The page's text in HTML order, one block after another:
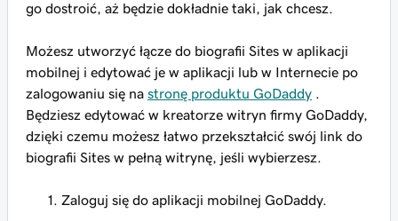
go dostroić, aż będzie dokładnie taki, jak chcesz.
Możesz utworzyć łącze do biografii Sites w aplikacji
mobilnej i edytować je w aplikacji lub w Internecie po
zalogowaniu się na stronę produktu GoDaddy
Będziesz edytować w kreatorze witryn firmy GoDaddy,
dzięki czemu możesz łatwo przekształcić swój link do
biografii Sites w pełną witrynę, jeśli wybierzesz.
Zaloguj się do aplikacji mobilnej GoDaddy.